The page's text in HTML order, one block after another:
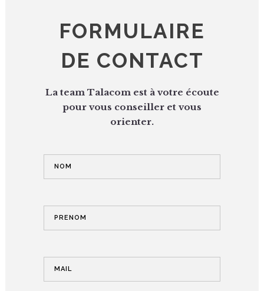
FORMULAIRE
DE CONTACT
La team Talacom est à votre écoute
pour vous conseiller et vous
orienter.